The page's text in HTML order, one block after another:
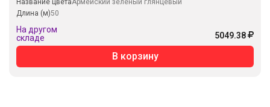
Название цветаАрмейский зеленый глянцевый
Длина (м)50
На другом
складе
5049.38
В корзину